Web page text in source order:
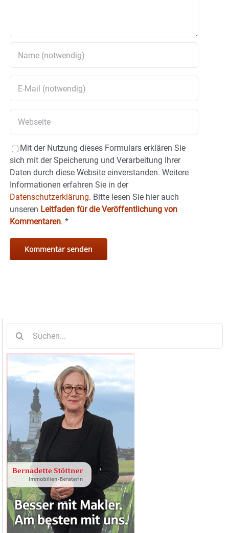
Mit der Nutzung dieses Formulars erklären Sie
sich mit der Speicherung und Verarbeitung Ihrer
Daten durch diese Website einverstanden. Weitere
Informationen erfahren Sie in der
Datenschutzerklärung. Bitte lesen Sie hier auch
unseren Leitfaden für die Veröffentlichung von
Kommentaren. *
nach: